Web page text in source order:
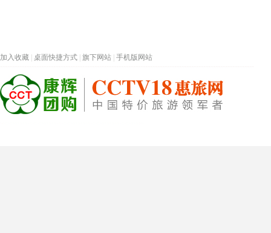
加入收藏 桌面快捷方式 旗下网站 手机版网站